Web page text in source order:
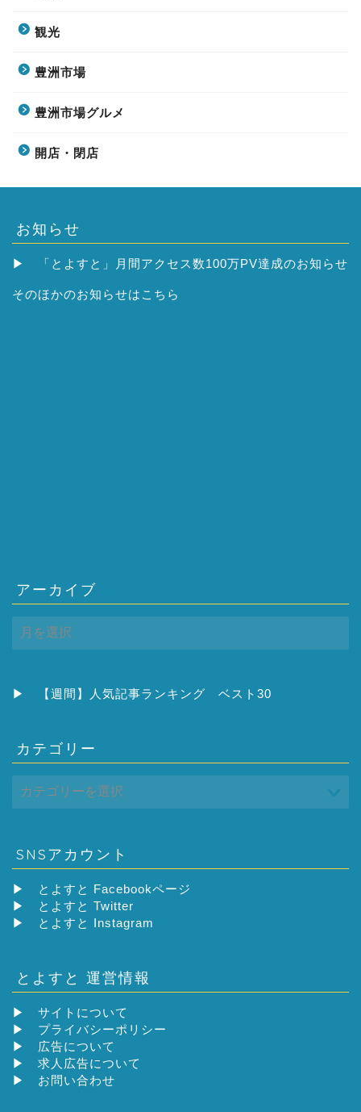
観光
豊洲市場
豊洲市場グルメ
開店・閉店
お知らせ
▶ 「とよすと」月間アクセス数100万PV達成のお知らせ
そのほかのお知らせはこちら
アーカイブ
ー
ブ
▶ 【週間】人気記事ランキング ベスト30
カテゴリー
SNSアカウント
▶
とよすと Facebookページ
▶
とよすと Twitter
▶
とよすと Instagram
とよすと 運営情報
▶ サイトについて
▶ プライバシーポリシー
▶ 広告について
▶ 求人広告について
▶ お問い合わせ